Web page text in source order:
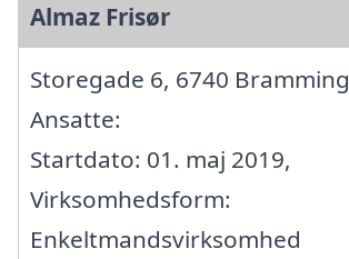
Almaz Frisør
Storegade 6, 6740 Bramming
Ansatte:
Startdato: 01. maj 2019,
Virksomhedsform:
Enkeltmandsvirksomhed